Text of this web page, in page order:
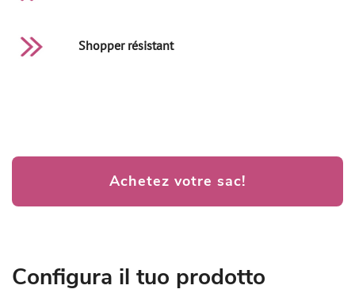
Shopper résistant
Achetez votre sac!
Configura il tuo prodotto